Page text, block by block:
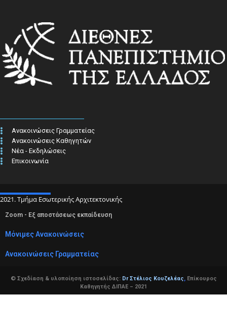
Ανακοινώσεις Γραμματείας
Ανακοινώσεις Καθηγητών
Νέα - Εκδηλώσεις
Επικοινωνία
2021. Τμήμα Εσωτερικής Αρχιτεκτονικής
Zoom - Εξ αποστάσεως εκπαίδευση
Μόνιμες Ανακοινώσεις
Ανακοινώσεις Γραμματείας
© Σχεδίαση & υλοποίηση ιστοσελίδας: Dr Στέλιος Κουζελέας,Επίκουρος
Καθηγητής ΔΙΠΑΕ – 2021